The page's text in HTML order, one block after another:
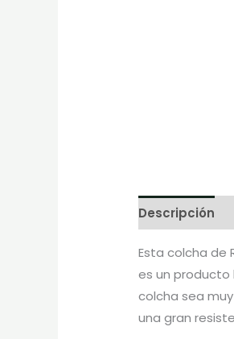
Descripción
Esta colcha de
es un producto
colcha sea
una gran